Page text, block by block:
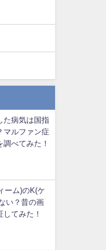
た病気は国指
マルファン症
べてみた！
ーム)のK(ケ
い？昔の画
てみた！